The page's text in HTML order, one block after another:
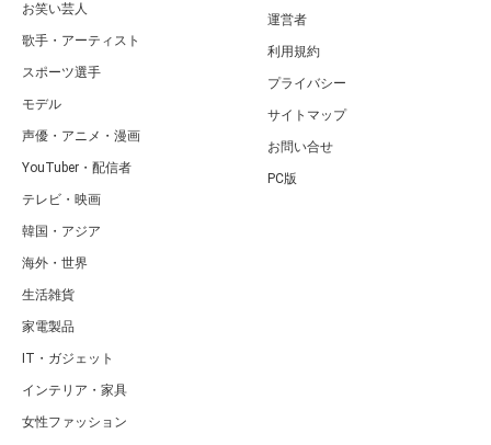
お笑い芸人
歌手・アーティスト
スポーツ選手
モデル
声優・アニメ・漫画
YouTuber・配信者
テレビ・映画
韓国・アジア
海外・世界
生活雑貨
家電製品
IT・ガジェット
インテリア・家具
女性ファッション
運営者
利用規約
プライバシー
サイトマップ
お問い合せ
PC版